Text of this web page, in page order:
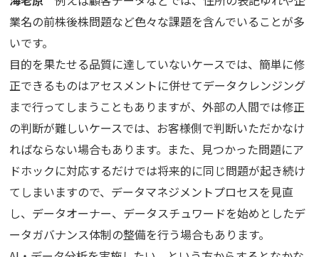
業名の前株後株問題など色々な課題を含んでいることが多
いです。
目的を果たせる品質に達していないケースでは、簡単に修
正できるものはアセスメントに併せてデータクレンジング
まで行ってしまうこともありますが、外部の人間では修正
の判断が難しいケースでは、お客様側で判断いただかなけ
ればならない場合もあります。また、見つかった問題にア
ドホックに対応するだけでは将来的に同じ問題が起き続け
てしまいますので、データマネジメントプロセスを見直
し、データオーナー、データスチュワードを始めとしたデ
ータガバナンス体制の整備を行う場合もあります。